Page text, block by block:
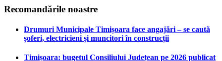
Recomandările noastre
Drumuri Municipale Timișoara face angajări – se caută
șoferi, electricieni și muncitori în construcții
Timișoara: bugetul Consiliului Județean pe 2026 publicat